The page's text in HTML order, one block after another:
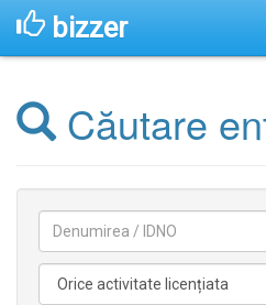
bizzer
Căutare
licentiata